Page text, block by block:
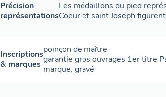
Précision
représentations
Les médaillons du pied
Coeur et saint Joseph
Inscriptions
& marques
poinçon de maître
garantie gros ouvrages 1er titre
marque, gravé